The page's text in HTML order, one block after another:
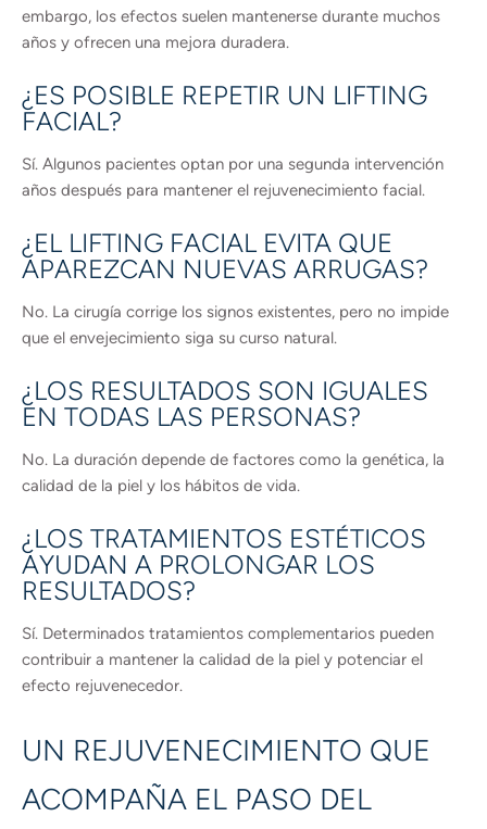
embargo, los efectos suelen mantenerse durante muchos
años y ofrecen una mejora duradera.
¿ES POSIBLE REPETIR UN LIFTING
FACIAL?
Sí. Algunos pacientes optan por una segunda intervención
años después para mantener el rejuvenecimiento facial.
¿EL LIFTING FACIAL EVITA QUE
APAREZCAN NUEVAS ARRUGAS?
No. La cirugía corrige los signos existentes, pero no impide
que el envejecimiento siga su curso natural.
¿LOS RESULTADOS SON IGUALES
EN TODAS LAS PERSONAS?
No. La duración depende de factores como la genética, la
calidad de la piel y los hábitos de vida.
¿LOS TRATAMIENTOS ESTÉTICOS
AYUDAN A PROLONGAR LOS
RESULTADOS?
Sí. Determinados tratamientos complementarios pueden
contribuir a mantener la calidad de la piel y potenciar el
efecto rejuvenecedor.
UN REJUVENECIMIENTO QUE
ACOMPAÑA EL PASO DEL